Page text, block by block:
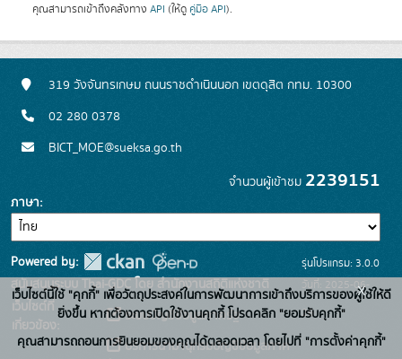
คุณสามารถเข้าถึงคลังทาง API (ให้ดู คู่มือ API).
319 วังจันทรเกษม ถนนราชดำเนินนอก เขตดุสิต กทม. 10300
02 280 0378
BICT_MOE@sueksa.go.th
จำนวนผู้เข้าชม 2239151
ภาษา
Powered by:
สนับสนุนระบบ Thai-GDC โดย สำนักงานสถิติแห่งชาติ
เว็บไซต์ที่
เกี่ยวข้อง:
ระบบบัญชีข้อมูลภาครัฐ
บริการนามานุกรมบัญชีข้อมูลภาค
รุ่นโปรแกรม: 3.0.0
วันที่: 2025-06-
26
เว็บไซต์นี้ใช้ "คุกกี้" เพื่อวัตถุประสงค์ในการพัฒนาการเข้าถึงบริการของผู้ใช้ให้ดี
ยิ่งขึ้น หากต้องการเปิดใช้งานคุกกี้ โปรดคลิก "ยอมรับคุกกี้"
คุณสามารถถอนการยินยอมของคุณได้ตลอดเวลา โดยไปที่ "การตั้งค่าคุกกี้"
x